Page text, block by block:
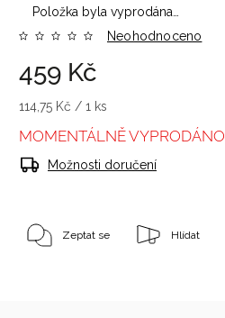
Položka byla vyprodána…
Neohodnoceno
459 Kč
114,75 Kč / 1 ks
MOMENTÁLNĚ VYPRODÁNO
Možnosti doručení
Zeptat se Hlídat